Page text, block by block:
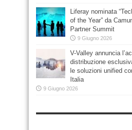
Liferay nominata
of the Year” da
Partner Summit
9 Giugno 2026
V-Valley annuncia
distribuzione
le soluzioni unified
Italia
9 Giugno 2026